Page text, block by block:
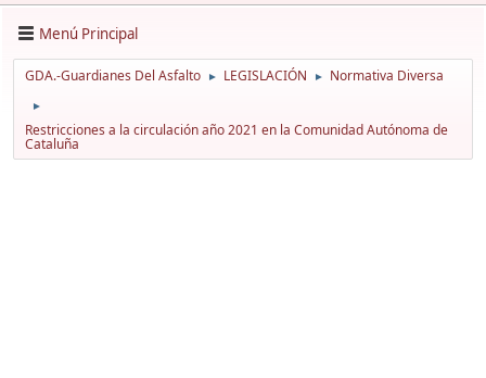
Menú Principal
GDA.-Guardianes Del Asfalto ► LEGISLACIÓN ► Normativa Diversa
►
Restricciones a la circulación año 2021 en la Comunidad Autónoma de
Cataluña